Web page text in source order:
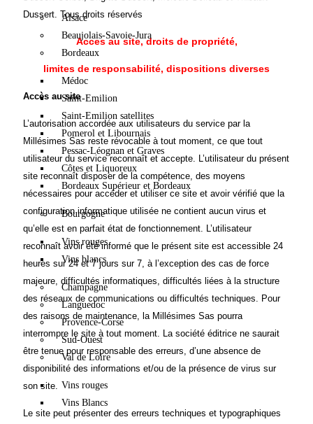
Alsace
Beaujolais-Savoie-Jura
Bordeaux
Médoc
Saint-Emilion
Saint-Emilion satellites
Pomerol et Libournais
Pessac-Léognan et Graves
Côtes et Liquoreux
Bordeaux Supérieur et Bordeaux
Bourgogne
Vins rouges
Vins blancs
Champagne
Languedoc
Provence-Corse
Sud-Ouest
Val de Loire
Vins rouges
Vins Blancs
Dussert. Tous droits réservés
Acces au site, droits de propriété,
limites de responsabilité, dispositions diverses
Accès au site
L’autorisation accordée aux utilisateurs du service par la
Millésimes Sas reste révocable à tout moment, ce que tout
utilisateur du service reconnaît et accepte. L’utilisateur du présent
site reconnaît disposer de la compétence, des moyens
nécessaires pour accéder et utiliser ce site et avoir vérifié que la
configuration informatique utilisée ne contient aucun virus et
qu’elle est en parfait état de fonctionnement. L’utilisateur
reconnaît avoir été informé que le présent site est accessible 24
heures sur 24 et 7 jours sur 7, à l’exception des cas de force
majeure, difficultés informatiques, difficultés liées à la structure
des réseaux de communications ou difficultés techniques. Pour
des raisons de maintenance, la Millésimes Sas pourra
interrompre le site à tout moment. La société éditrice ne saurait
être tenue pour responsable des erreurs, d’une absence de
disponibilité des informations et/ou de la présence de virus sur
son site.
Le site peut présenter des erreurs techniques et typographiques